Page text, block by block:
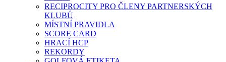
RECIPROCITY PRO ČLENY PARTNERSKÝCH
KLUBŮ
MÍSTNÍ PRAVIDLA
SCORE CARD
HRACÍ HCP
REKORDY